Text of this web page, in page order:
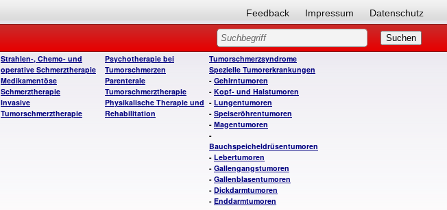
Feedback Impressum Datenschutz
Strahlen-, Chemo- und
operative Schmerztherapie
Medikamentöse
Schmerztherapie
Invasive
Tumorschmerztherapie
Psychotherapie bei
Tumorschmerzen
Parenterale
Tumorschmerztherapie
Physikalische Therapie und
Rehabilitation
Tumorschmerzsyndrome
Spezielle Tumorerkrankungen
- Gehirntumoren
- Kopf- und Halstumoren
- Lungentumoren
- Speiseröhrentumoren
- Magentumoren
-
Bauchspeicheldrüsentumoren
- Lebertumoren
- Gallengangstumoren
- Gallenblasentumoren
- Dickdarmtumoren
- Enddarmtumoren